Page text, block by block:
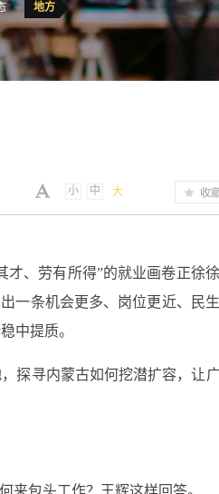
地方
小 中 大
才、劳有所得”的就业画卷正徐
一条机会更多、岗位更近、民
中提质。
探寻内蒙古如何挖潜扩容，让
来包头工作？王辉这样回答。